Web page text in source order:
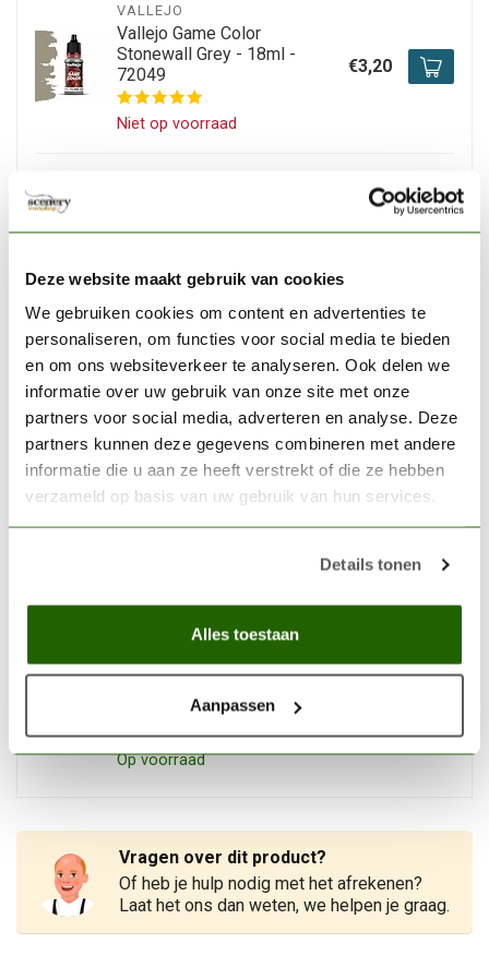
Deze website maakt gebruik van cookies
We gebruiken cookies om content en advertenties te
personaliseren, om functies voor social media te bieden
en om ons websiteverkeer te analyseren. Ook delen we
informatie over uw gebruik van onze site met onze
partners voor social media, adverteren en analyse. Deze
partners kunnen deze gegevens combineren met andere
informatie die u aan ze heeft verstrekt of die ze hebben
verzameld op basis van uw gebruik van hun services.
Details tonen
Alles toestaan
Aanpassen
VALLEJO
Vallejo Game Color
Stonewall Grey - 18ml -
72049
Niet op voorraad
€3,20
Module x6 - OM01a
Niet op voorraad
€26,55
VALLEJO
Vallejo Flat Weathering
Synthetic Brush L (8) -
B09003
Op voorraad
€5,45
Niet op voorraad
€4,04
VALLEJO
Synthetic Brush L - B05003
Op voorraad
Vragen over dit product?
Of heb je hulp nodig met het afrekenen?
Laat het ons dan weten, we helpen je graag.